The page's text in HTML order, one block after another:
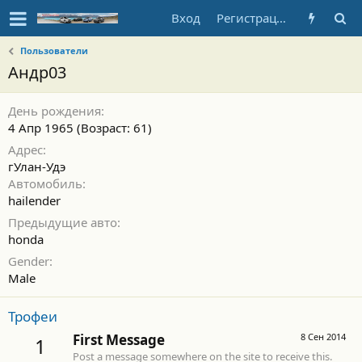
Вход Регистрация
Пользователи
Андр03
День рождения
4 Апр 1965 (Возраст: 61)
Адрес
гУлан-Удэ
Автомобиль
hailender
Предыдущие авто
honda
Gender
Male
Трофеи
1 8 Сен 2014
First Message
Post a message somewhere on the site to receive this.